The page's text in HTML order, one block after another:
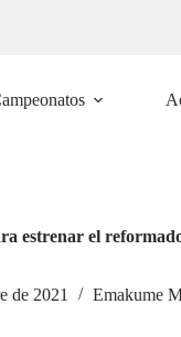
estrenar el
de 2021 Emakume